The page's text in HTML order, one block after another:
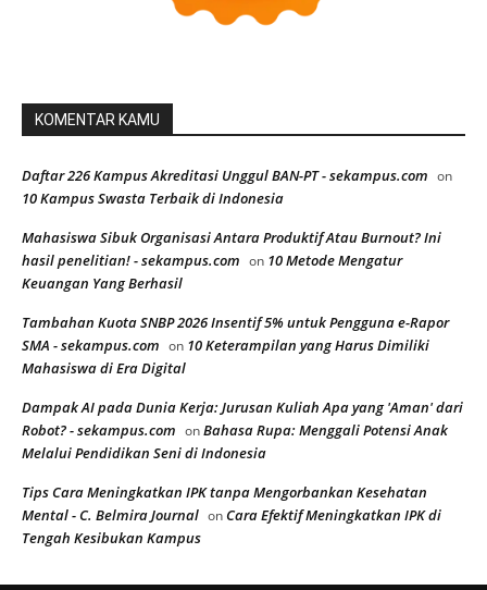
KOMENTAR KAMU
Daftar 226 Kampus Akreditasi Unggul BAN-PT - sekampus.com on
10 Kampus Swasta Terbaik di Indonesia
Mahasiswa Sibuk Organisasi Antara Produktif Atau Burnout? Ini
hasil penelitian! - sekampus.com on 10 Metode Mengatur
Keuangan Yang Berhasil
Tambahan Kuota SNBP 2026 Insentif 5% untuk Pengguna e-Rapor
SMA - sekampus.com on 10 Keterampilan yang Harus Dimiliki
Mahasiswa di Era Digital
Dampak AI pada Dunia Kerja: Jurusan Kuliah Apa yang 'Aman' dari
Robot? - sekampus.com onBahasa Rupa: Menggali Potensi Anak
Melalui Pendidikan Seni di Indonesia
Tips Cara Meningkatkan IPK tanpa Mengorbankan Kesehatan
Mental - C. Belmira Journal onCara Efektif Meningkatkan IPK di
Tengah Kesibukan Kampus